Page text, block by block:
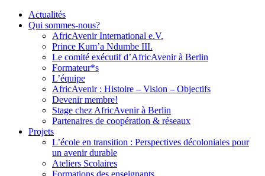
Actualités
Qui sommes-nous?
AfricAvenir International e.V.
Prince Kum’a Ndumbe III.
Le comité exécutif d’AfricAvenir à Berlin
Formateur*s
L’équipe
AfricAvenir : Histoire – Vision – Objectifs
Devenir membre!
Stage chez AfricAvenir à Berlin
Partenaires de coopération & réseaux
Projets
L’école en transition : Perspectives décoloniales pour
un avenir durable
Ateliers Scolaires
Formations des enseignants